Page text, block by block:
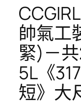
帥氣工
緊)－
5L《
短》大